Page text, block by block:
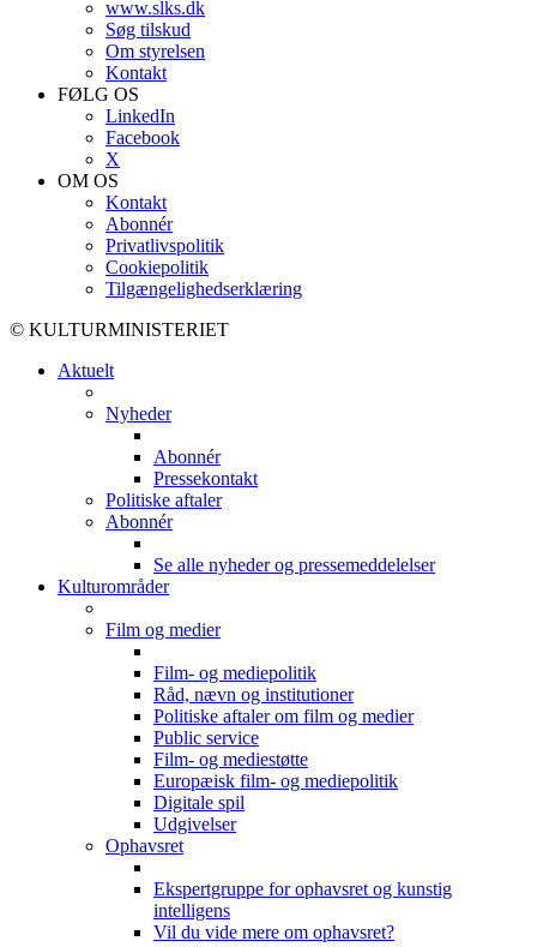
www.slks.dk
Søg tilskud
Om styrelsen
Kontakt
FØLG OS
LinkedIn
Facebook
X
OM OS
Kontakt
Abonnér
Privatlivspolitik
Cookiepolitik
Tilgængelighedserklæring
© KULTURMINISTERIET
Aktuelt
Nyheder
Abonnér
Pressekontakt
Politiske aftaler
Abonnér
Se alle nyheder og pressemeddelelser
Kulturområder
Film og medier
Film- og mediepolitik
Råd, nævn og institutioner
Politiske aftaler om film og medier
Public service
Film- og mediestøtte
Europæisk film- og mediepolitik
Digitale spil
Udgivelser
Ophavsret
Ekspertgruppe for ophavsret og kunstig
intelligens
Vil du vide mere om ophavsret?